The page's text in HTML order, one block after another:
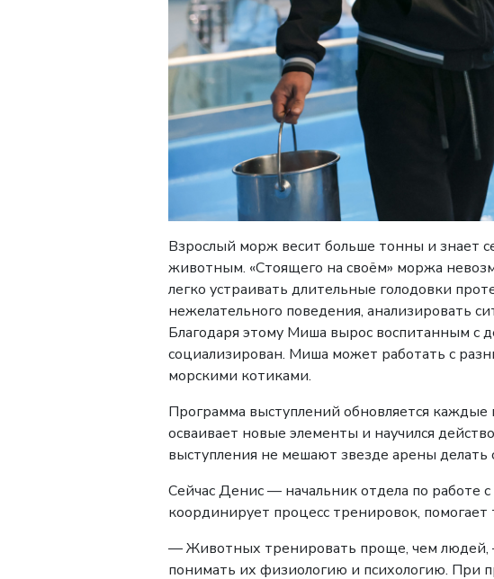
Взрослый морж весит больше тонны и знает
животным. «Стоящего на своём» моржа
легко устраивать длительные голодовки
нежелательного поведения, анализировать
Благодаря этому Миша вырос воспитанным с
социализирован. Миша может работать с
морскими котиками.
Программа выступлений обновляется
осваивает новые элементы и научился
выступления не мешают звезде арены делать
Сейчас Денис — начальник отдела по
координирует процесс тренировок,
— Животных тренировать проще, чем людей,
понимать их физиологию и психологию. При